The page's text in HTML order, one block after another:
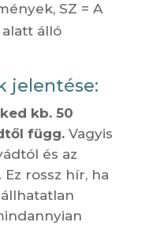
SZ = A
álló
jelentése:
kb. 50
függ.Vagyis
és az
rossz hír, ha